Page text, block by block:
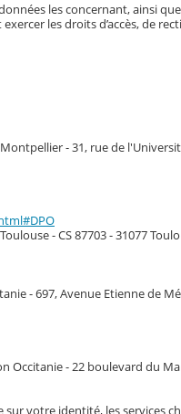
les concernant, ainsi
les droits d’accès, de
- 31, rue de
- CS 87703 - 31077
- 697, Avenue Etienne de
Occitanie - 22 boulevard du
votre identité, les services